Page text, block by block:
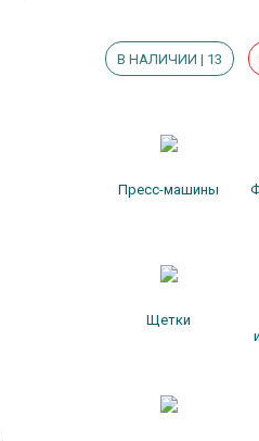
В НАЛИЧИИ | 13
Пресс-машины
Щетки